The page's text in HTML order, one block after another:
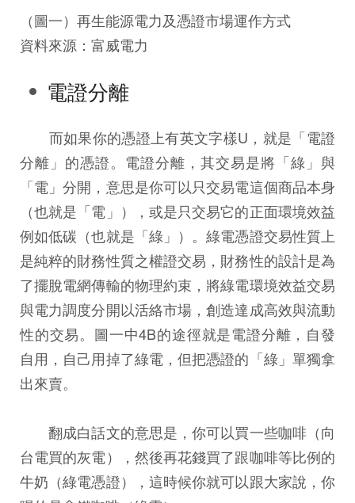
（圖一）再生能源電力及憑證市場運作方式
資料來源：富威電力
電證分離
而如果你的憑證上有英文字樣U，就是「電證
分離」的憑證。電證分離，其交易是將「綠」與
「電」分開，意思是你可以只交易電這個商品本身
（也就是「電」），或是只交易它的正面環境效益
例如低碳（也就是「綠」）。綠電憑證交易性質上
是純粹的財務性質之權證交易，財務性的設計是為
了擺脫電網傳輸的物理約束，將綠電環境效益交易
與電力調度分開以活絡市場，創造達成高效與流動
性的交易。圖一中4B的途徑就是電證分離，自發
自用，自己用掉了綠電，但把憑證的「綠」單獨拿
出來賣。
翻成白話文的意思是，你可以買一些咖啡（向
台電買的灰電），然後再花錢買了跟咖啡等比例的
牛奶（綠電憑證），這時候你就可以跟大家說，你